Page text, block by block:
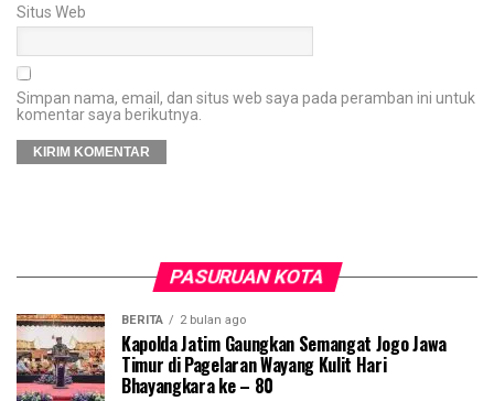
Situs Web
Simpan nama, email, dan situs web saya pada peramban ini untuk
komentar saya berikutnya.
PASURUAN KOTA
BERITA 2 bulan ago
Kapolda Jatim Gaungkan Semangat Jogo Jawa
Timur di Pagelaran Wayang Kulit Hari
Bhayangkara ke – 80